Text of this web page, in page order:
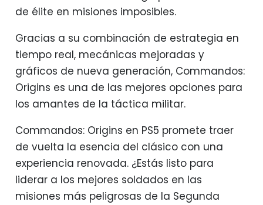
de élite en misiones imposibles.
Gracias a su combinación de estrategia en
tiempo real, mecánicas mejoradas y
gráficos de nueva generación, Commandos:
Origins es una de las mejores opciones para
los amantes de la táctica militar.
Commandos: Origins en PS5 promete traer
de vuelta la esencia del clásico con una
experiencia renovada. ¿Estás listo para
liderar a los mejores soldados en las
misiones más peligrosas de la Segunda